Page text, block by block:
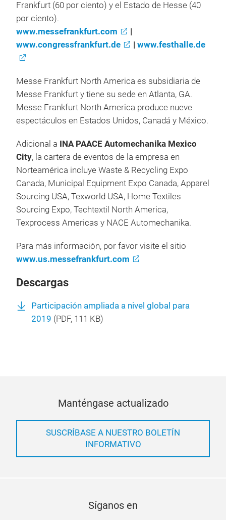
Frankfurt (60 por ciento) y el Estado de Hesse (40
por ciento).
www.messefrankfurt.com
|
www.congressfrankfurt.de
| www.festhalle.de
Messe Frankfurt North America es subsidiaria de
Messe Frankfurt y tiene su sede en Atlanta, GA.
Messe Frankfurt North America produce nueve
espectáculos en Estados Unidos, Canadá y México.
Adicional a INA PAACE Automechanika Mexico
City, la cartera de eventos de la empresa en
Norteamérica incluye Waste & Recycling Expo
Canada, Municipal Equipment Expo Canada, Apparel
Sourcing USA, Texworld USA, Home Textiles
Sourcing Expo, Techtextil North America,
Texprocess Americas y NACE Automechanika.
Para más información, por favor visite el sitio
www.us.messefrankfurt.com
Descargas
Participación ampliada a nivel global para
2019 (PDF, 111 KB)
Manténgase actualizado
SUSCRÍBASE A NUESTRO BOLETÍN
INFORMATIVO
Síganos en